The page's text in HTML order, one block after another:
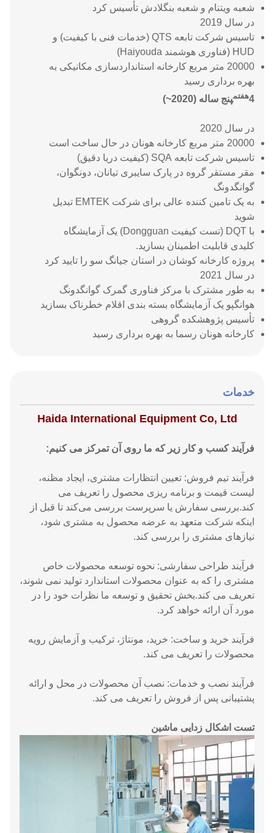
شعبه ویتنام و شعبه بنگلادش تأسیس کرد
در سال 2019
تاسیس شرکت تابعه QTS (خدمات فنی با کیفیت) و
HUD (فناوری هوشمند Haiyouda)
20000 متر مربع کارخانه استانداردسازی مکانیکی به
بهره برداری رسید
4هفتمپنج ساله (2020~)
در سال 2020
20000 متر مربع کارخانه هونان در حال ساخت است
تاسیس شرکت تابعه SQA (کیفیت دریا دقیق)
مقر مستقر گروه در پارک سایبری تیانان، دونگوان،
گوانگدونگ
به یک تامین کننده عالی برای شرکت EMTEK تبدیل
شوید
با DQT (تست کیفیت Dongguan) یک آزمایشگاه
کلیدی قابلیت اطمینان بسازید.
پروژه کارخانه کوشان در استان جیانگ سو را تایید کرد
در سال 2021
به طور مشترک با مرکز فناوری گمرک گوانگدونگ
هوانگپو یک آزمایشگاه بسته بندی اقلام خطرناک بسازید
تأسیس پژوهشکده گروهی
کارخانه هونان رسما به بهره برداری رسید
خدمات
Haida International Equipment Co, Ltd
فرآیند کسب و کار زیر که ما روی آن تمرکز می کنیم:
فرآیند تیم فروش: تعیین انتظارات مشتری، ایجاد مظنه،
لیست قیمت و برنامه ریزی محصول را تعریف می
کند.بررسی سفارش یا سرپرست بررسی می‌کند تا قبل از
اینکه شرکت متعهد به عرضه محصول به مشتری شود،
نیازهای مشتری را بررسی کند.
فرآیند طراحی سفارشی: نحوه توسعه محصولات خاص
مشتری را که به عنوان محصولات استاندارد تولید نمی شوند،
تعریف می کند.بخش تحقیق و توسعه ما نظرات خود را در
مورد آن ارائه خواهد کرد.
فرآیند خرید و ساخت: خرید، مونتاژ، ترکیب و آزمایش رویه
محصولات را تعریف می کند.
فرآیند نصب و خدمات: نصب آن محصولات در محل و ارائه
پشتیبانی پس از فروش را تعریف می کند.
تست اشکال زدایی ماشین